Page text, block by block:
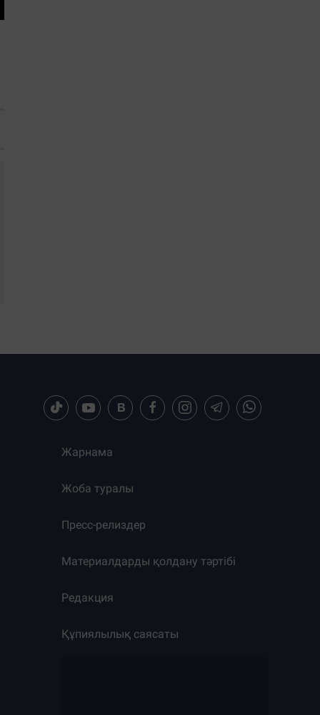
Жарнама
Жоба туралы
Пресс-релиздер
Материалдарды қолдану тәртібі
Редакция
Құпиялылық саясаты